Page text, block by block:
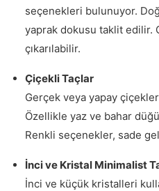
seçenekleri bulunuyor.
yaprak dokusu taklit edilir.
çıkarılabilir.
Çiçekli Taçlar
Gerçek veya yapay
Özellikle yaz ve bahar
Renkli seçenekler, sade
İnci ve Kristal Minimalist
İnci ve küçük kristalleri